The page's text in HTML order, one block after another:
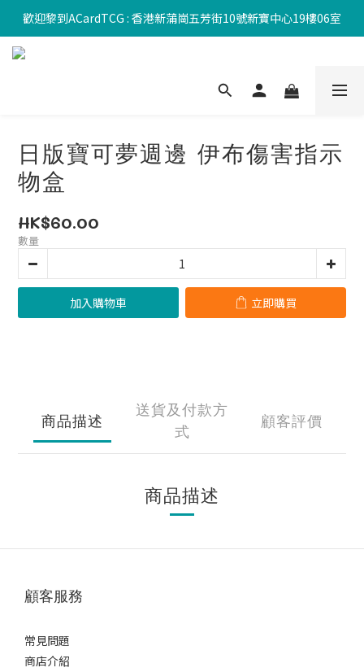
歡迎黎到ACardTCG : 香港新蒲崗五芳街10號新寶中心19樓06室
日版寶可夢週邊 伊布傷害指示
物盒
HK$60.00
數量
加入購物車 立即購買
商品描述
送貨及付款方
式
顧客評價
商品描述
顧客服務
常見問題
商店介紹